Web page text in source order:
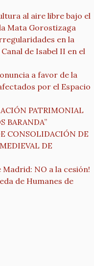
al aire libre bajo el
Mata Gorostizaga
en la
de Isabel II en el
a favor de la
por el Espacio
PATRIMONIAL
BARANDA”
CONSOLIDACIÓN DE
DE
NO a la cesión!
de Humanes de